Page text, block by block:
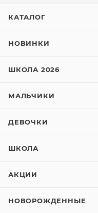
КАТАЛОГ
НОВИНКИ
ШКОЛА 2026
МАЛЬЧИКИ
ДЕВОЧКИ
ШКОЛА
АКЦИИ
НОВОРОЖДЕННЫЕ